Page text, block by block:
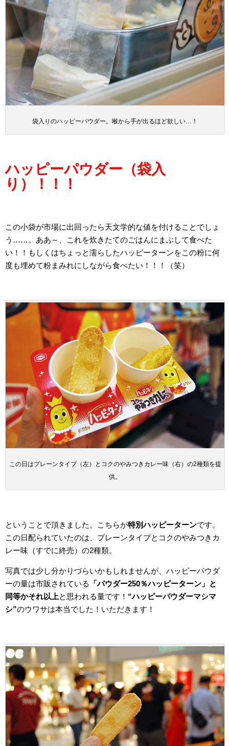
袋入りのハッピーパウダー。喉から手が出るほど欲しい…！
ハッピーパウダー（袋入
り）！！！
この小袋が市場に出回ったら天文学的な値を付けることでしょ
う……。ああ～、これを炊きたてのごはんにまぶして食べた
い！！もしくはちょっと濡らしたハッピーターンをこの粉に何
度も埋めて粉まみれにしながら食べたい！！！（笑）
この日はプレーンタイプ（左）とコクのやみつきカレー味（右）の2種類を提
供。
ということで頂きました。こちらが特別ハッピーターンです。
この日配られていたのは、プレーンタイプとコクのやみつきカ
レー味（すでに終売）の2種類。
写真では少し分かりづらいかもしれませんが、ハッピーパウダ
ーの量は市販されている
「パウダー250％ハッピーターン」と
同等かそれ以上と思われる量です！ “ハッピーパウダーマシマ
シ”のウワサは本当でした！いただきます！